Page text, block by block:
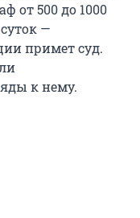
от 500 до 1000
—
примет суд.
к нему.